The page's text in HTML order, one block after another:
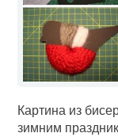
Картина из
зимним